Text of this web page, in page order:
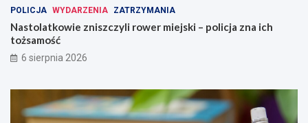
POLICJA WYDARZENIA ZATRZYMANIA
Nastolatkowie zniszczyli rower miejski – policja zna ich
tożsamość
6 sierpnia 2026